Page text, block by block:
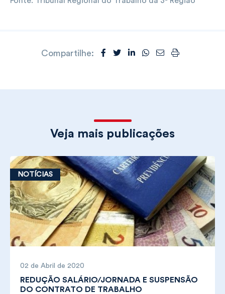
Compartilhe:
Veja mais publicações
NOTÍCIAS
02 de Abril de 2020
REDUÇÃO SALÁRIO/JORNADA E SUSPENSÃO
DO CONTRATO DE TRABALHO